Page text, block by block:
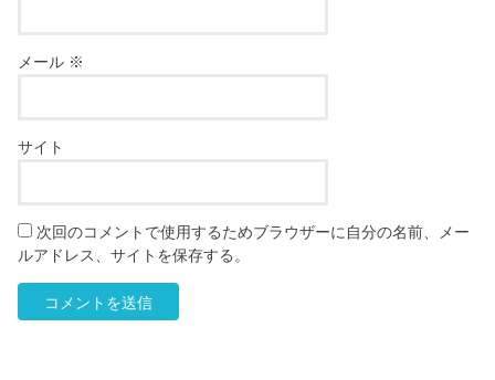
メール ※
サイト
次回のコメントで使用するためブラウザーに自分の名前、メー
ルアドレス、サイトを保存する。